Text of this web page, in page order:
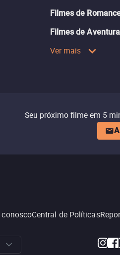
Filmes de
Filmes de Aventura
Ver mais
Seu próximo filme em 5
Central de Políticas